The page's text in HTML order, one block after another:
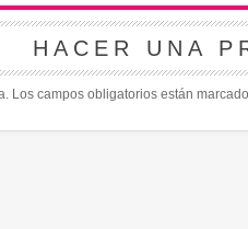
HACER UNA
Los campos obligatorios están